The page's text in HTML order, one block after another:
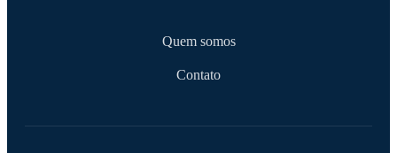
Quem somos
Contato